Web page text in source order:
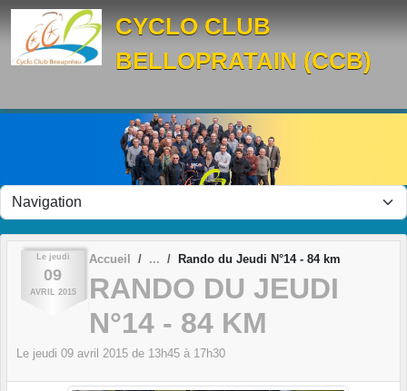
CYCLO CLUB
BELLOPRATAIN (CCB)
Le jeudi
09
AVRIL 2015
Accueil Rando du Jeudi N°14 - 84 km
RANDO DU JEUDI
N°14 - 84 KM
Le jeudi 09 avril 2015 de 13h45 à 17h30
Panneau de gestion des cookies